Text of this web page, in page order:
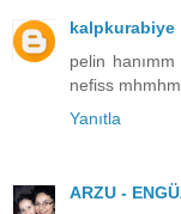
kalpkurabiye
pelin
nefiss
Yanıtla
ARZU -